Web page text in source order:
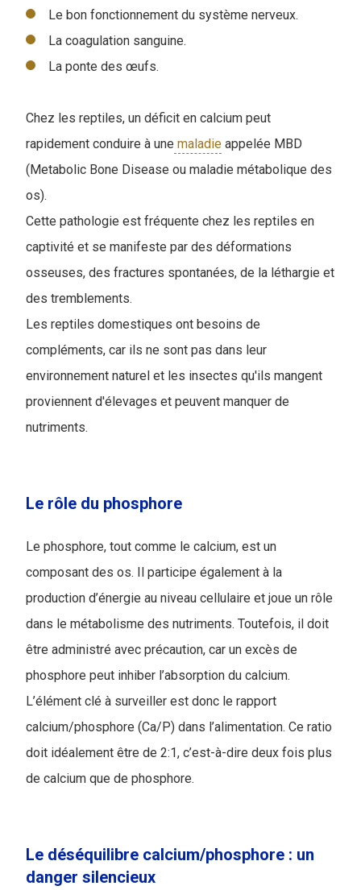
Le bon fonctionnement du système nerveux.
La coagulation sanguine.
La ponte des œufs.
Chez les reptiles, un déficit en calcium peut
rapidement conduire à une maladie appelée MBD
(Metabolic Bone Disease ou maladie métabolique des
os).
Cette pathologie est fréquente chez les reptiles en
captivité et se manifeste par des déformations
osseuses, des fractures spontanées, de la léthargie et
des tremblements.
Les reptiles domestiques ont besoins de
compléments, car ils ne sont pas dans leur
environnement naturel et les insectes qu'ils mangent
proviennent d'élevages et peuvent manquer de
nutriments.
Le rôle du phosphore
Le phosphore, tout comme le calcium, est un
composant des os. Il participe également à la
production d’énergie au niveau cellulaire et joue un rôle
dans le métabolisme des nutriments. Toutefois, il doit
être administré avec précaution, car un excès de
phosphore peut inhiber l’absorption du calcium.
L’élément clé à surveiller est donc le rapport
calcium/phosphore (Ca/P) dans l’alimentation. Ce ratio
doit idéalement être de 2:1, c’est-à-dire deux fois plus
de calcium que de phosphore.
Le déséquilibre calcium/phosphore : un
danger silencieux